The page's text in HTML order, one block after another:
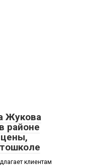
Жукова
районе
клиентам